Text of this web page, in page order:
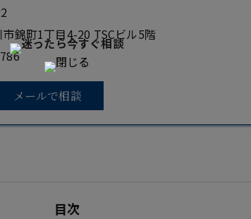
錦町1丁目4-20 TSCビル5階
メールで相談
目次